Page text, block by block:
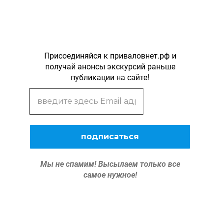
Присоединяйся к приваловнет.рф и
получай анонсы экскурсий раньше
публикации на сайте!
Мы не спамим! Высылаем только все
самое нужное!